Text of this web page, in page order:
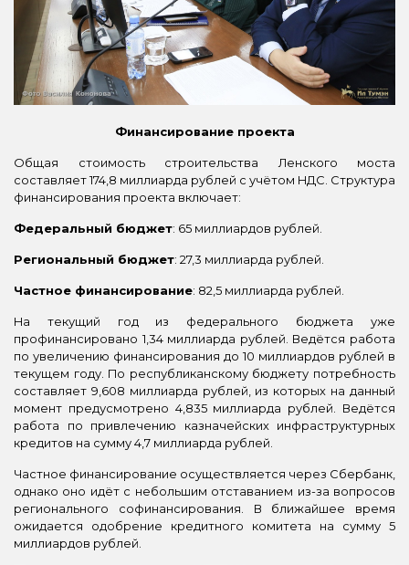
Финансирование проекта
Общая стоимость строительства Ленского моста
составляет 174,8 миллиарда рублей с учётом НДС. Структура
финансирования проекта включает:
Федеральный бюджет: 65 миллиардов рублей.
Региональный бюджет: 27,3 миллиарда рублей.
Частное финансирование: 82,5 миллиарда рублей.
На текущий год из федерального бюджета уже
профинансировано 1,34 миллиарда рублей. Ведётся работа
по увеличению финансирования до 10 миллиардов рублей в
текущем году. По республиканскому бюджету потребность
составляет 9,608 миллиарда рублей, из которых на данный
момент предусмотрено 4,835 миллиарда рублей. Ведётся
работа по привлечению казначейских инфраструктурных
кредитов на сумму 4,7 миллиарда рублей.
Частное финансирование осуществляется через Сбербанк,
однако оно идёт с небольшим отставанием из-за вопросов
регионального софинансирования. В ближайшее время
ожидается одобрение кредитного комитета на сумму 5
миллиардов рублей.